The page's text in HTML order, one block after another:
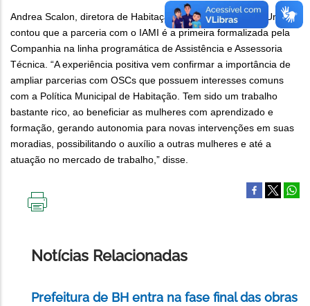
Andrea Scalon, diretora de Habitação e Regularização da Urbel,
contou que a parceria com o IAMI é a primeira formalizada pela
Companhia na linha programática de Assistência e Assessoria
Técnica. “A experiência positiva vem confirmar a importância de
ampliar parcerias com OSCs que possuem interesses comuns
com a Política Municipal de Habitação. Tem sido um trabalho
bastante rico, ao beneficiar as mulheres com aprendizado e
formação, gerando autonomia para novas intervenções em suas
moradias, possibilitando o auxílio a outras mulheres e até a
atuação no mercado de trabalho,” disse.
Notícias Relacionadas
Prefeitura de BH entra na fase final das obras